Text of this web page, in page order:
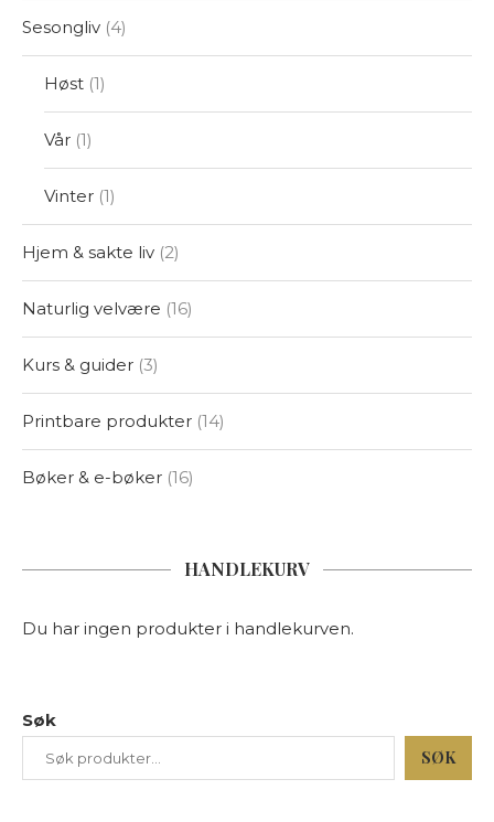
Sesongliv 4
Høst 1
Vår 1
Vinter 1
Hjem & sakte liv 2
Naturlig velvære 16
Kurs & guider 3
Printbare produkter 14
Bøker & e-bøker 16
HANDLEKURV
Du har ingen produkter i handlekurven.
Søk
SØK